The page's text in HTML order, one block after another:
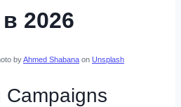
2026
byAhmed Shabana on Unsplash
Campaigns